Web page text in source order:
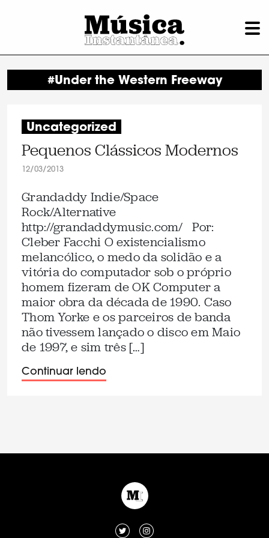
#Under the Western Freeway
Uncategorized
Pequenos Clássicos Modernos
12/03/2013
Grandaddy Indie/Space
Rock/Alternative
http://grandaddymusic.com/ Por:
Cleber Facchi O existencialismo
melancólico, o medo da solidão e a
vitória do computador sob o próprio
homem fizeram de OK Computer a
maior obra da década de 1990. Caso
Thom Yorke e os parceiros de banda
não tivessem lançado o disco em Maio
de 1997, e sim três […]
Continuar lendo